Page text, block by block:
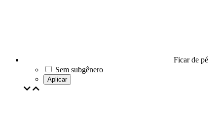
Ficar de pé
Sem subgênero
Aplicar